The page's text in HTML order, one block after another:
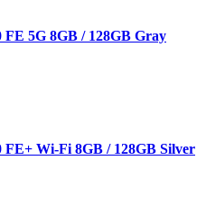
FE 5G 8GB / 128GB Gray
FE+ Wi-Fi 8GB / 128GB Silver